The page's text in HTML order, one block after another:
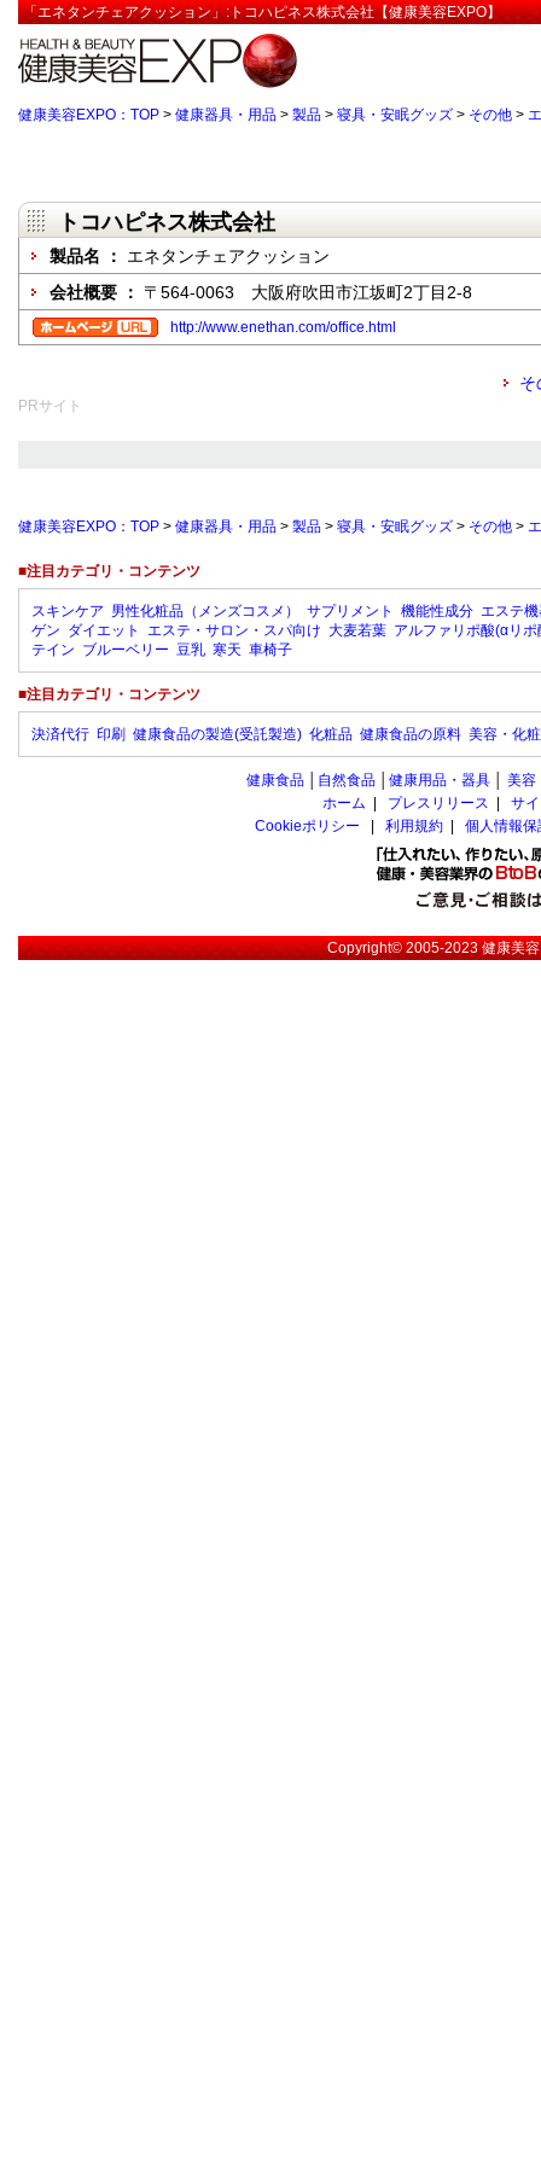
「エネタンチェアクッション」:トコハピネス株式会社【健康美容EXPO】
健康美容EXPO：TOP > 健康器具・用品 > 製品 > 寝具・安眠グッズ > その他 >
トコハピネス株式会社
製品名 ： エネタンチェアクッション
会社概要 ： 〒564-0063 大阪府吹田市江坂町2丁目2-8
http://www.enethan.com/office.html
そ
PRサイト
健康美容EXPO：TOP > 健康器具・用品 > 製品 > 寝具・安眠グッズ > その他 >
■注目カテゴリ・コンテンツ
スキンケア 男性化粧品（メンズコスメ） サプリメント 機能性成分 エステ
ゲン ダイエット エステ・サロン・スパ向け 大麦若葉 アルファリポ酸(αリポ
テイン ブルーベリー 豆乳 寒天 車椅子
■注目カテゴリ・コンテンツ
決済代行 印刷 健康食品の製造(受託製造) 化粧品 健康食品の原料 美容・化
健康食品 自然食品 健康用品・器具 美容
ホーム
プレスリリース
サ
Cookieポリシー
利用規約 個人情報
Copyright© 2005-2023健康美